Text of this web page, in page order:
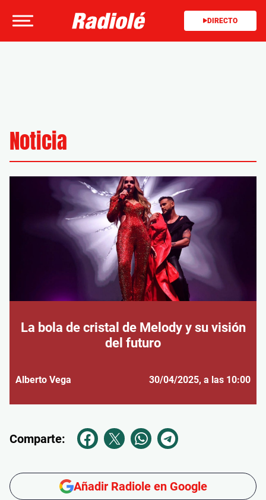
DIRECTO
Noticia
La bola de cristal de Melody y su visión
del futuro
Alberto Vega 30/04/2025, a las 10:00
Comparte:
Añadir Radiole en Google